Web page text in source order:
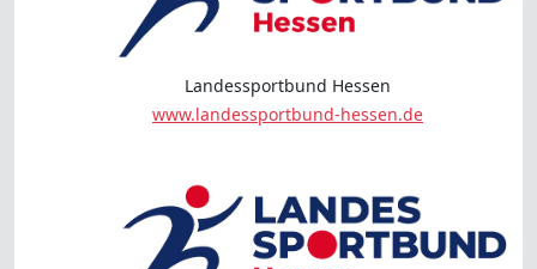
Landessportbund Hessen
www.landessportbund-hessen.de